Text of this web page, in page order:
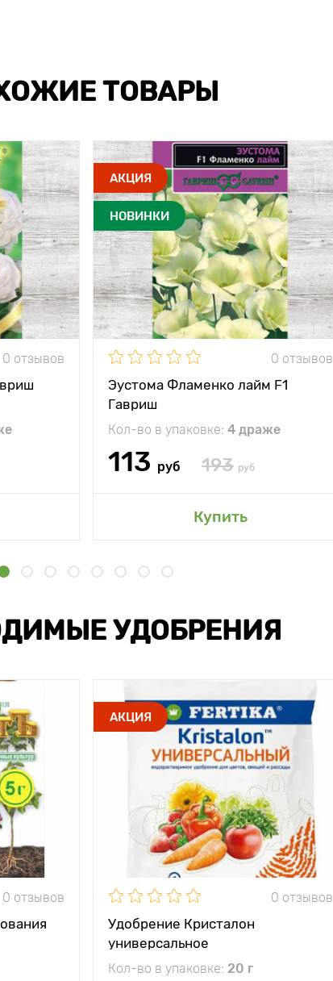
ТОВАРЫ
0 отзывов
АКЦИЯ
НОВИНКИ
0 отзывов
Эустома Фламенко лайм F1
Гавриш
Кол-во в упаковке: 4 драже
113 руб 193 руб
Купить
УДОБРЕНИЯ
0 отзывов
АКЦИЯ
0 отзывов
Удобрение Кристалон
универсальное
Кол-во в упаковке: 20 г